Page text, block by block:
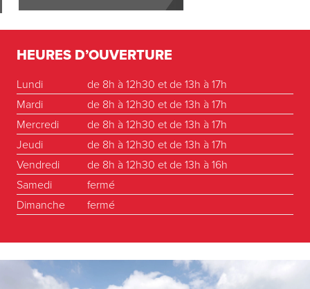
HEURES D’OUVERTURE
Lundi
de 8h à 12h30 et de 13h à 17h
Mardi
de 8h à 12h30 et de 13h à 17h
Mercredi
de 8h à 12h30 et de 13h à 17h
Jeudi
de 8h à 12h30 et de 13h à 17h
Vendredi
de 8h à 12h30 et de 13h à 16h
Samedi
fermé
Dimanche
fermé